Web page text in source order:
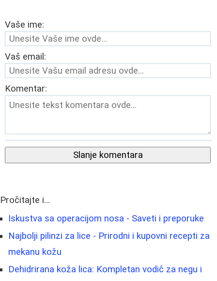
Vaše ime:
Vaš email:
Komentar:
Slanje komentara
Pročitajte i...
Iskustva sa operacijom nosa - Saveti i preporuke
Najbolji pilinzi za lice - Prirodni i kupovni recepti za
mekanu kožu
Dehidrirana koža lica: Kompletan vodič za negu i